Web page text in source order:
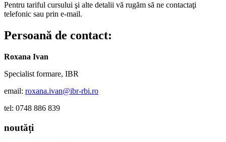
Pentru tariful cursului şi alte detalii vă rugăm să ne contactaţi
telefonic sau prin e-mail.
Persoană de contact:
Roxana Ivan
Specialist formare, IBR
email: roxana.ivan@ibr-rbi.ro
tel: 0748 886 839
noutăți